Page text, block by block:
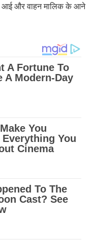
आई और वाहन मालिक के आने